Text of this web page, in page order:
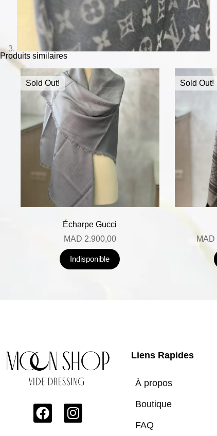
Produits similaires
Sold Out!
Écharpe Gucci
MAD 2.900,00
Indisponible
Sold Out!
MAD
Liens Rapides
À propos
Boutique
FAQ